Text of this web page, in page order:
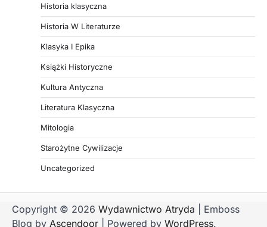
Historia klasyczna
Historia W Literaturze
Klasyka I Epika
Książki Historyczne
Kultura Antyczna
Literatura Klasyczna
Mitologia
Starożytne Cywilizacje
Uncategorized
Copyright © 2026 Wydawnictwo Atryda | Emboss
Blog by Ascendoor | Powered by WordPress.